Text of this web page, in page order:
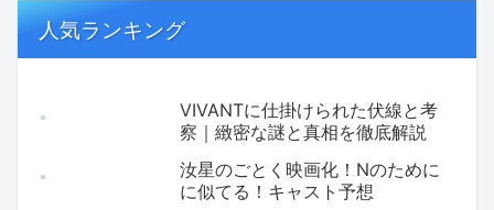
人気ランキング
VIVANTに仕掛けられた伏線と考
察｜緻密な謎と真相を徹底解説
汝星のごとく映画化！Nのために
に似てる！キャスト予想